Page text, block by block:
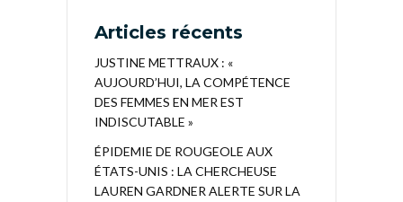
Articles récents
JUSTINE METTRAUX : «
AUJOURD’HUI, LA COMPÉTENCE
DES FEMMES EN MER EST
INDISCUTABLE »
ÉPIDEMIE DE ROUGEOLE AUX
ÉTATS-UNIS : LA CHERCHEUSE
LAUREN GARDNER ALERTE SUR LA